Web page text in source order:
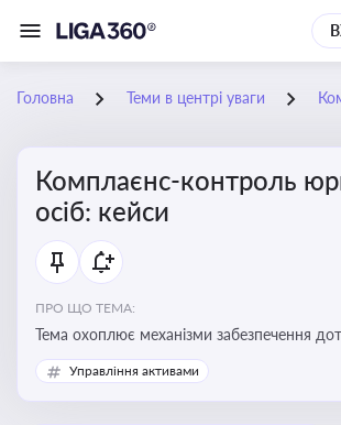
Головна Теми в центрі уваги
Комплаєнс-контроль
осіб: кейси
ПРО ЩО ТЕМА:
Тема охоплює механізми забезпечення
законодавства юридичними особами,
ризикам та підвищення прозорості
Управління активами